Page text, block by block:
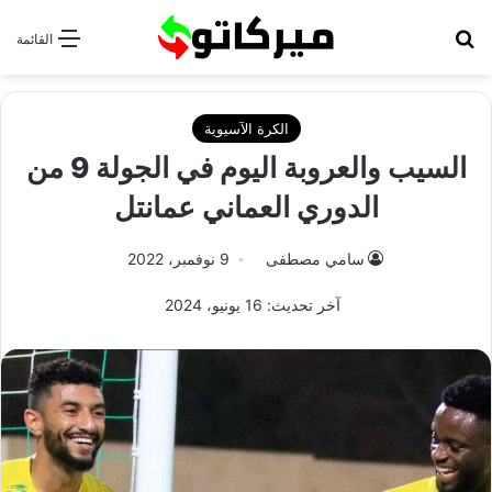
القائمة
الكرة الآسيوية
السيب والعروبة اليوم في الجولة 9 من
الدوري العماني عمانتل
سامي مصطفى 9 نوفمبر، 2022
آخر تحديث: 16 يونيو، 2024